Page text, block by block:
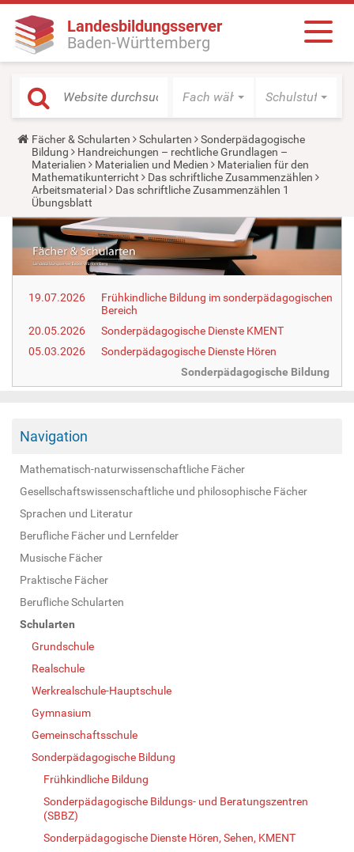
Landesbildungsserver
Baden-Württemberg
Fach wählen Schulstufe
Y
o
u
a
r
e
h
e
e
Fächer & Schularten Schularten
Sonderpädagogische
Bildung
Handreichungen – rechtliche Grundlagen –
Materialien
Materialien und Medien
Materialien für den
Mathematikunterricht
Das schriftliche Zusammenzählen
Arbeitsmaterial
Das schriftliche Zusammenzählen 1
Übungsblatt
19.07.2026
Frühkindliche Bildung im sonderpädagogischen
Bereich
20.05.2026
Sonderpädagogische Dienste KMENT
05.03.2026
Sonderpädagogische Dienste Hören
Sonderpädagogische Bildung
Navigation
Mathematisch-naturwissenschaftliche Fächer
Gesellschaftswissenschaftliche und philosophische Fächer
Sprachen und Literatur
Berufliche Fächer und Lernfelder
Musische Fächer
Praktische Fächer
Berufliche Schularten
Schularten
Grundschule
Realschule
Werkrealschule-Hauptschule
Gymnasium
Gemeinschaftsschule
Sonderpädagogische Bildung
Frühkindliche Bildung
Sonderpädagogische Bildungs- und Beratungszentren
(SBBZ)
Sonderpädagogische Dienste Hören, Sehen, KMENT